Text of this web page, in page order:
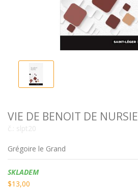
VIE DE BENOIT DE NURSIE
č.: slpt20
Grégoire le Grand
Dostupnost:
SKLADEM
$13,00